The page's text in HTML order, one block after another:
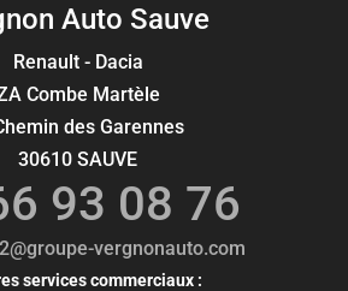
Auto Sauve
Renault - Dacia
Combe Martèle
des Garennes
30610 SAUVE
93 08 76
vergnonauto.com
services commerciaux :